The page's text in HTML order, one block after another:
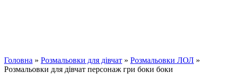
Головна » Розмальовки для дівчат » Розмальовки ЛОЛ »
Розмальовки для дівчат персонаж гри боки боки